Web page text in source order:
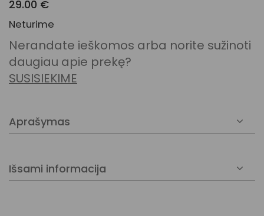
29.00 €
Neturime
Nerandate ieškomos arba norite sužinoti
daugiau apie prekę?
SUSISIEKIME
Aprašymas
Išsami informacija